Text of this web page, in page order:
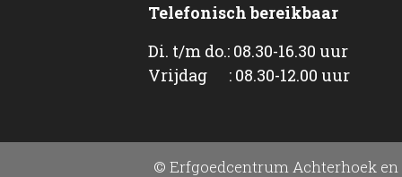
Telefonisch bereikbaar
Di. t/m do.: 08.30-16.30 uur
Vrijdag : 08.30-12.00 uur
© Erfgoedcentrum Achterhoek en